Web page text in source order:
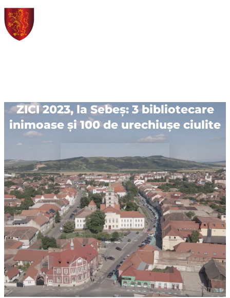
ZICI 2023, la Sebeș: 3 bibliotecare
inimoase și 100 de urechiușe ciulite